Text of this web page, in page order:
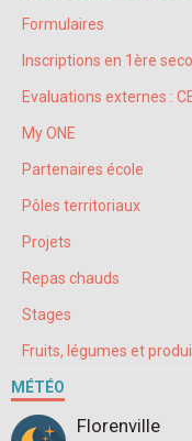
Formulaires
Inscriptions en 1ère
Evaluations externes :
My ONE
Partenaires école
Pôles territoriaux
Projets
Repas chauds
Stages
Fruits, légumes et
MÉTÉO
Florenville